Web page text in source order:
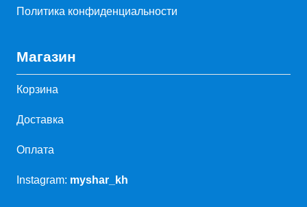
Политика конфиденциальности
Магазин
Корзина
Доставка
Оплата
Instagram: myshar_kh